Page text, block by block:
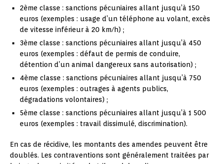
2ème classe : sanctions pécuniaires allant jusqu’à 150
euros (exemples : usage d’un téléphone au volant, excès
de vitesse inférieur à 20 km/h) ;
3ème classe : sanctions pécuniaires allant jusqu’à 450
euros (exemples : défaut de permis de conduire,
détention d’un animal dangereux sans autorisation) ;
4ème classe : sanctions pécuniaires allant jusqu’à 750
euros (exemples : outrages à agents publics,
dégradations volontaires) ;
5ème classe : sanctions pécuniaires allant jusqu’à 1 500
euros (exemples : travail dissimulé, discrimination).
En cas de récidive, les montants des amendes peuvent être
doublés. Les contraventions sont généralement traitées par